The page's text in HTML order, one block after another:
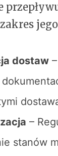
dostaw
–
stanów